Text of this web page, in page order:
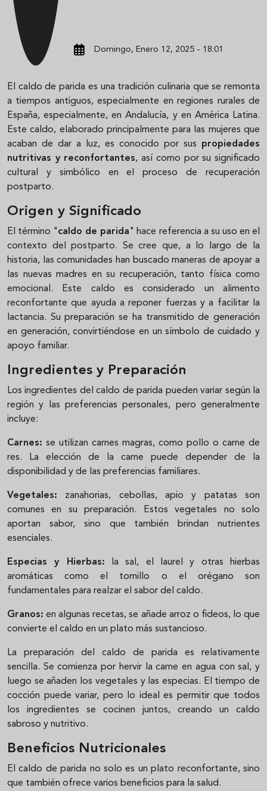
Domingo, Enero 12, 2025 - 18:01
El caldo de parida es una tradición culinaria que se remonta
a tiempos antiguos, especialmente en regiones rurales de
España, especialmente, en Andalucía, y en América Latina.
Este caldo, elaborado principalmente para las mujeres que
acaban de dar a luz, es conocido por sus propiedades
nutritivas y reconfortantes, así como por su significado
cultural y simbólico en el proceso de recuperación
postparto.
Origen y Significado
El término "caldo de parida" hace referencia a su uso en el
contexto del postparto. Se cree que, a lo largo de la
historia, las comunidades han buscado maneras de apoyar a
las nuevas madres en su recuperación, tanto física como
emocional. Este caldo es considerado un alimento
reconfortante que ayuda a reponer fuerzas y a facilitar la
lactancia. Su preparación se ha transmitido de generación
en generación, convirtiéndose en un símbolo de cuidado y
apoyo familiar.
Ingredientes y Preparación
Los ingredientes del caldo de parida pueden variar según la
región y las preferencias personales, pero generalmente
incluye:
Carnes: se utilizan carnes magras, como pollo o carne de
res. La elección de la carne puede depender de la
disponibilidad y de las preferencias familiares.
Vegetales: zanahorias, cebollas, apio y patatas son
comunes en su preparación. Estos vegetales no solo
aportan sabor, sino que también brindan nutrientes
esenciales.
Especias y Hierbas: la sal, el laurel y otras hierbas
aromáticas como el tomillo o el orégano son
fundamentales para realzar el sabor del caldo.
Granos: en algunas recetas, se añade arroz o fideos, lo que
convierte el caldo en un plato más sustancioso.
La preparación del caldo de parida es relativamente
sencilla. Se comienza por hervir la carne en agua con sal, y
luego se añaden los vegetales y las especias. El tiempo de
cocción puede variar, pero lo ideal es permitir que todos
los ingredientes se cocinen juntos, creando un caldo
sabroso y nutritivo.
Beneficios Nutricionales
El caldo de parida no solo es un plato reconfortante, sino
que también ofrece varios beneficios para la salud.